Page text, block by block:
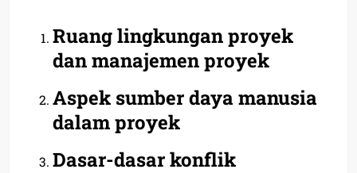
Ruang lingkungan proyek
dan manajemen proyek
Aspek sumber daya manusia
dalam proyek
Dasar-dasar konflik